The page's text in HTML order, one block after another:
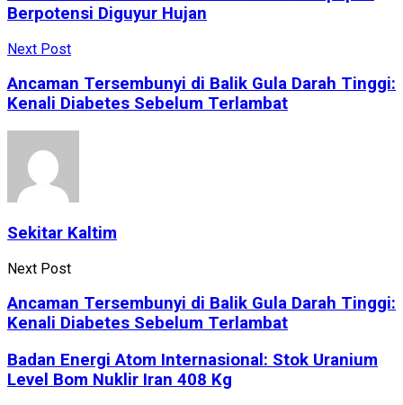
Berpotensi Diguyur Hujan
Next Post
Ancaman Tersembunyi di Balik Gula Darah Tinggi:
Kenali Diabetes Sebelum Terlambat
Sekitar Kaltim
Next Post
Ancaman Tersembunyi di Balik Gula Darah Tinggi:
Kenali Diabetes Sebelum Terlambat
Badan Energi Atom Internasional: Stok Uranium
Level Bom Nuklir Iran 408 Kg